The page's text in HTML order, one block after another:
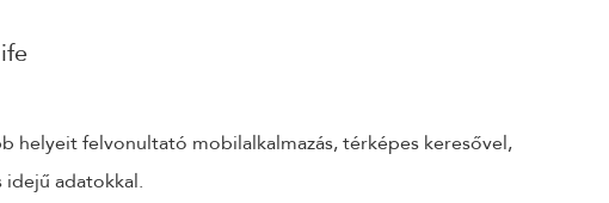
helyeit felvonultató mobilalkalmazás, térképes keresővel,
idejű adatokkal.